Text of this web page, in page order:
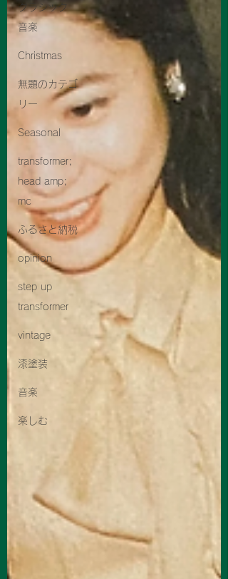
クラシック
音楽
Christmas
無題のカテゴ
リー
Seasonal
transformer;
head amp;
mc
ふるさと納税
opinion
step up
transformer
vintage
漆塗装
音楽
楽しむ